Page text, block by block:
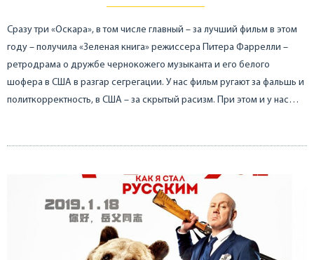
Сразу три «Оскара», в том числе главный – за лучший фильм в этом
году – получила «Зеленая книга» режиссера Питера Фаррелли –
ретродрама о дружбе чернокожего музыканта и его белого
шофера в США в разгар сегрегации. У нас фильм ругают за фальшь и
политкорректность, в США – за скрытый расизм. При этом и у нас…